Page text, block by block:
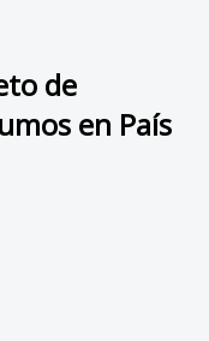
de
en País